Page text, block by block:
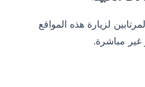
لزيارة هذه المواقع
غير مباشرة.